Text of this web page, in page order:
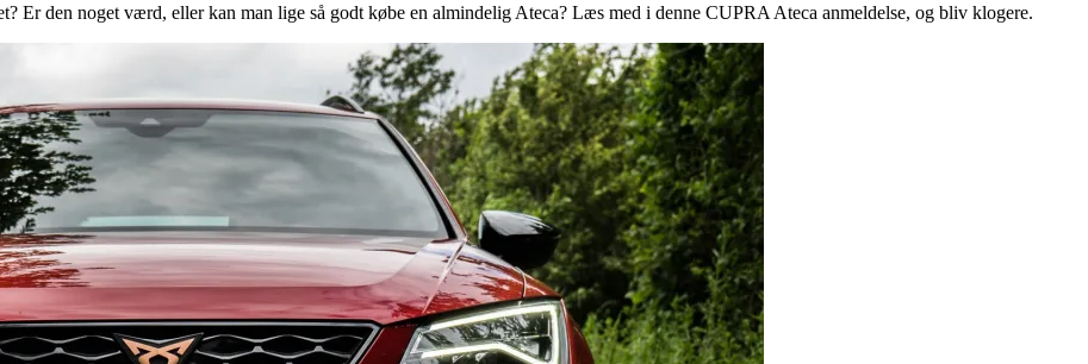
Er den noget værd, eller kan man lige så godt købe en almindelig Ateca? Læs med i denne CUPRA Ateca anmeldelse, og bliv klogere.